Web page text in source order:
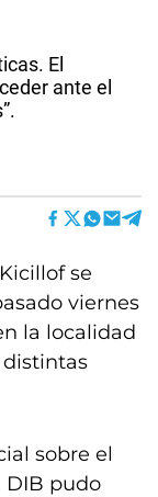
El
ante el
se
viernes
la localidad
distintas
sobre el
DIB pudo